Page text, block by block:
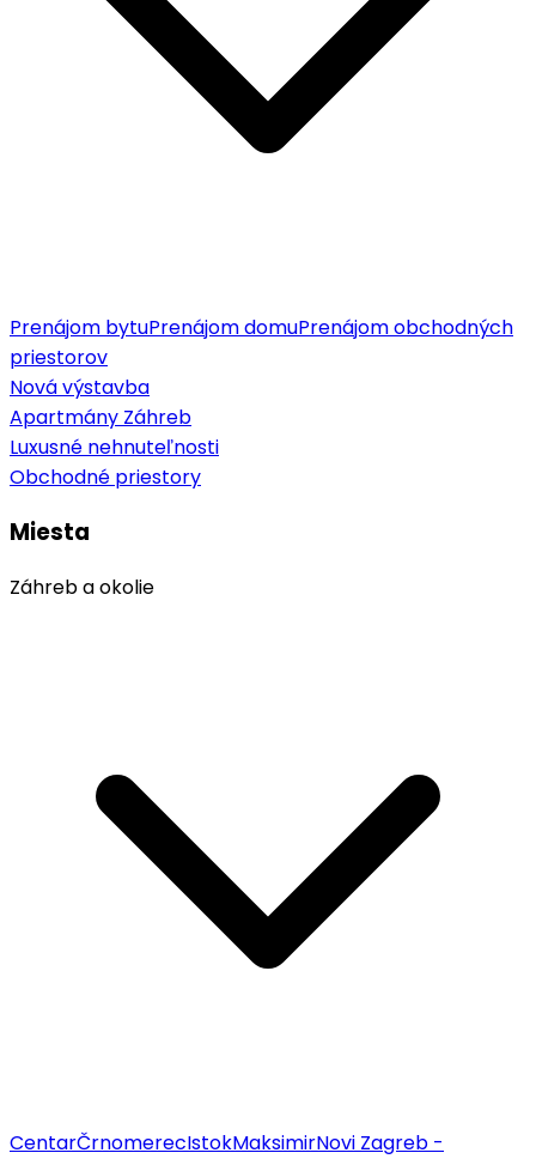
Prenájom bytuPrenájom domuPrenájom obchodných
priestorov
Nová výstavba
Apartmány Záhreb
Luxusné nehnuteľnosti
Obchodné priestory
Miesta
Záhreb a okolie
CentarČrnomerecIstokMaksimirNovi Zagreb -